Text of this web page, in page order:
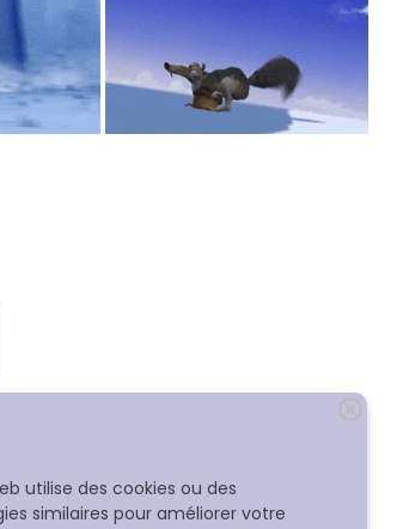
utilise des cookies ou des
similaires pour améliorer votre